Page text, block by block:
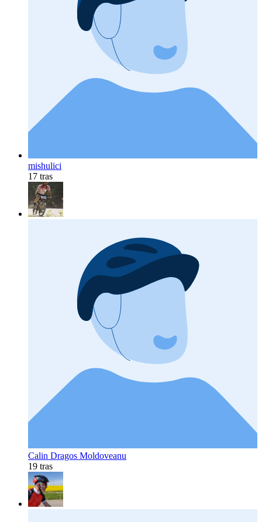
mishulici
17 tras
Calin Dragos Moldoveanu
19 tras